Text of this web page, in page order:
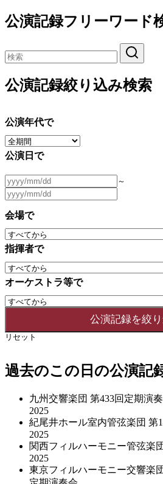
公演記録フリーワード
公演記録絞り込み検索
公演年代で
公演日で
～
会場で
指揮者で
オーケストラ等で
リセット
過去のこの日の公演記
九州交響楽団 第433回定期演
2025
紀尾井ホール室内管弦楽団 第
2025
関西フィルハーモニー管弦楽
2025
東京フィルハーモニー交響楽